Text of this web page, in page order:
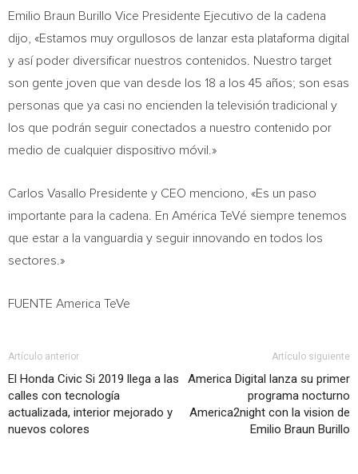
Emilio Braun Burillo Vice Presidente Ejecutivo de la cadena
dijo, «Estamos muy orgullosos de lanzar esta plataforma digital
y así poder diversificar nuestros contenidos. Nuestro target
son gente joven que van desde los 18 a los 45 años; son esas
personas que ya casi no encienden la televisión tradicional y
los que podrán seguir conectados a nuestro contenido por
medio de cualquier dispositivo móvil.»
Carlos Vasallo Presidente y CEO menciono, «Es un paso
importante para la cadena. En América TeVé siempre tenemos
que estar a la vanguardia y seguir innovando en todos los
sectores.»
FUENTE America TeVe
Artículo anterior
El Honda Civic Si 2019 llega a las
calles con tecnología
actualizada, interior mejorado y
nuevos colores
Artículo siguiente
America Digital lanza su primer
programa nocturno
America2night con la vision de
Emilio Braun Burillo